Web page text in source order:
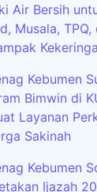
Air Bersih
Musala,
Kebumen
Bimwin di
Layanan
Sakinah
Kebumen
Ijazah